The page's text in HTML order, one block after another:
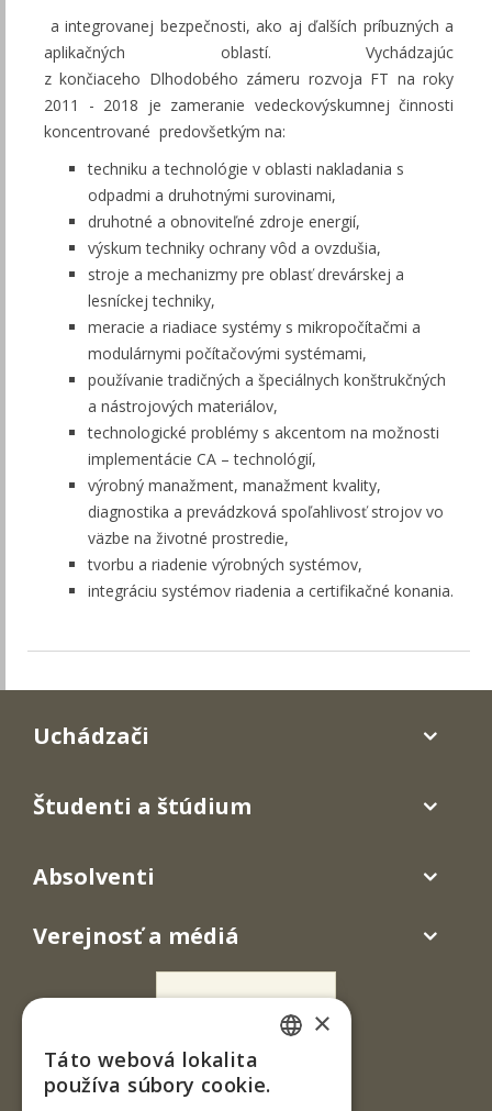
a integrovanej bezpečnosti, ako aj ďalších príbuzných a
aplikačných oblastí. Vychádzajúc
z končiaceho Dlhodobého zámeru rozvoja FT na roky
2011 - 2018 je zameranie vedeckovýskumnej činnosti
koncentrované predovšetkým na:
techniku a technológie v oblasti nakladania s
odpadmi a druhotnými surovinami,
druhotné a obnoviteľné zdroje energií,
výskum techniky ochrany vôd a ovzdušia,
stroje a mechanizmy pre oblasť drevárskej a
lesníckej techniky,
meracie a riadiace systémy s mikropočítačmi a
modulárnymi počítačovými systémami,
používanie tradičných a špeciálnych konštrukčných
a nástrojových materiálov,
technologické problémy s akcentom na možnosti
implementácie CA – technológií,
výrobný manažment, manažment kvality,
diagnostika a prevádzková spoľahlivosť strojov vo
väzbe na životné prostredie,
tvorbu a riadenie výrobných systémov,
integráciu systémov riadenia a certifikačné konania.
Uchádzači
Študenti a štúdium
Absolventi
Verejnosť a médiá
×
Táto webová lokalita
používa súbory cookie.